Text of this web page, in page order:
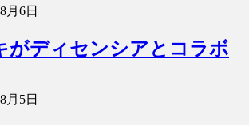
月6日
がディセンシアとコラボ
月5日